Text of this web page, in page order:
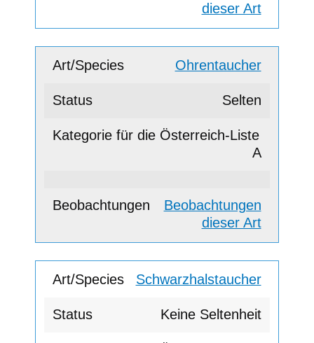
dieser Art
Ohrentaucher
Selten
A
Beobachtungen
dieser Art
Schwarzhalstaucher
Keine Seltenheit